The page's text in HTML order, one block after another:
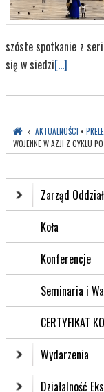
szóste spotkanie z
się w siedzi[...]
» AKTUALNOŚCI •
WOJENNE W AZJI Z CYKLU
Zarząd
Koła
Konferencje
Seminaria i
CERTYFIKAT
Wydarzenia
Działalność